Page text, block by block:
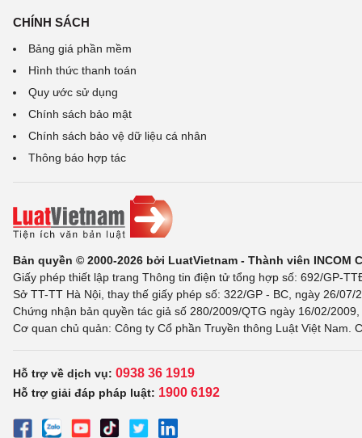
CHÍNH SÁCH
Bảng giá phần mềm
Hình thức thanh toán
Quy ước sử dụng
Chính sách bảo mật
Chính sách bảo vệ dữ liệu cá nhân
Thông báo hợp tác
Bản quyền © 2000-2026 bởi LuatVietnam - Thành viên INCOM
Giấy phép thiết lập trang Thông tin điện tử tổng hợp số: 692/GP-
Sở TT-TT Hà Nội, thay thế giấy phép số: 322/GP - BC, ngày 26/
Chứng nhận bản quyền tác giả số 280/2009/QTG ngày 16/02/
Cơ quan chủ quản: Công ty Cổ phần Truyền thông Luật Việt Nam.
Hỗ trợ về dịch vụ: 0938 36 1919
Hỗ trợ giải đáp pháp luật: 1900 6192